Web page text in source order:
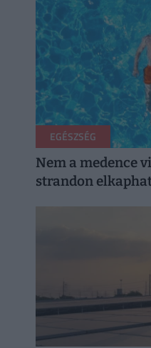
EGÉSZSÉG
Nem a medence
strandon